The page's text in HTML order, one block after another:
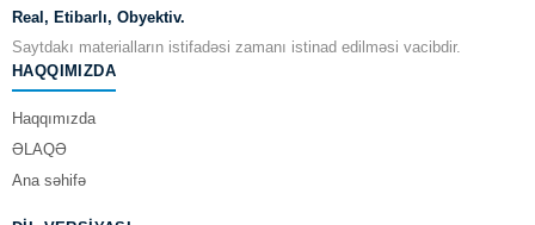
Real, Etibarlı, Obyektiv.
Saytdakı materialların istifadəsi zamanı istinad edilməsi vacibdir.
HAQQIMIZDA
Haqqımızda
ƏLAQƏ
Ana səhifə